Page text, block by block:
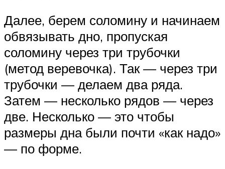
Далее, берем соломину и начинаем
обвязывать дно, пропуская
соломину через три трубочки
(метод веревочка). Так — через три
трубочки — делаем два ряда.
Затем — несколько рядов — через
две. Несколько — это чтобы
размеры дна были почти «как надо»
— по форме.